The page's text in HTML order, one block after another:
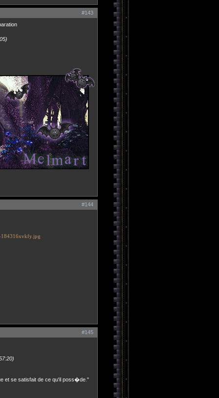
#143
#144
#145
et se satisfait de ce qu'il poss�de."